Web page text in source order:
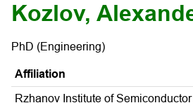
Kozlov,
PhD (Engineering)
Affiliation
Rzhanov Institute of